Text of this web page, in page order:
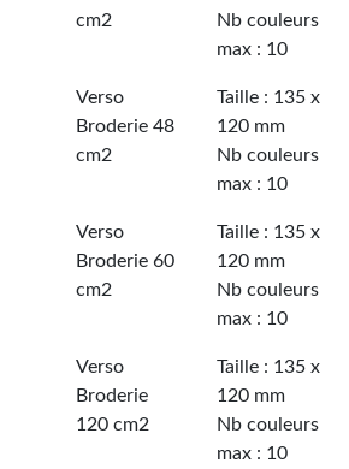
cm2
Nb couleurs
max : 10
Verso
Broderie 48
cm2
Taille : 135 x
120 mm
Nb couleurs
max : 10
Verso
Broderie 60
cm2
Taille : 135 x
120 mm
Nb couleurs
max : 10
Verso
Broderie
120 cm2
Taille : 135 x
120 mm
Nb couleurs
max : 10